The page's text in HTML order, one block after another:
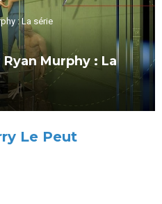
: La série
Murphy : La
Le Peut